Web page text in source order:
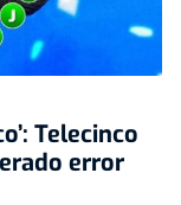
Telecinco
error